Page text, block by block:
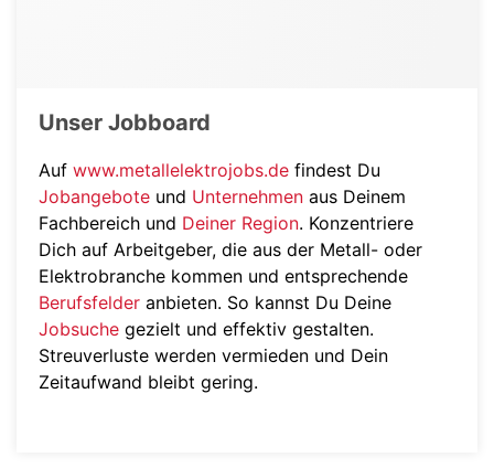
Unser Jobboard
Auf www.metallelektrojobs.de findest Du
Jobangebote und Unternehmen aus Deinem
Fachbereich und Deiner Region. Konzentriere
Dich auf Arbeitgeber, die aus der Metall- oder
Elektrobranche kommen und entsprechende
Berufsfelder anbieten. So kannst Du Deine
Jobsuche gezielt und effektiv gestalten.
Streuverluste werden vermieden und Dein
Zeitaufwand bleibt gering.